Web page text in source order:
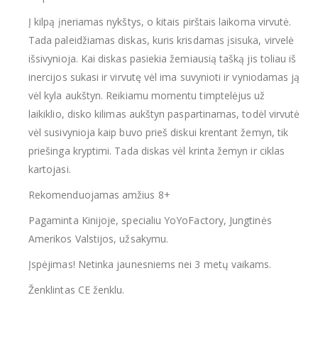
Į kilpą įneriamas nykštys, o kitais pirštais laikoma virvutė.
Tada paleidžiamas diskas, kuris krisdamas įsisuka, virvelė
išsivynioja. Kai diskas pasiekia žemiausią tašką jis toliau iš
inercijos sukasi ir virvutę vėl ima suvynioti ir vyniodamas ją
vėl kyla aukštyn. Reikiamu momentu timptelėjus už
laikiklio, disko kilimas aukštyn paspartinamas, todėl virvutė
vėl susivynioja kaip buvo prieš diskui krentant žemyn, tik
priešinga kryptimi. Tada diskas vėl krinta žemyn ir ciklas
kartojasi.
Rekomenduojamas amžius 8+
Pagaminta Kinijoje, specialiu YoYoFactory, Jungtinės
Amerikos Valstijos, užsakymu.
Įspėjimas! Netinka jaunesniems nei 3 metų vaikams.
Ženklintas CE ženklu.